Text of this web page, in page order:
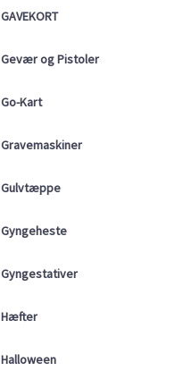
GAVEKORT
Gevær og Pistoler
Go-Kart
Gravemaskiner
Gulvtæppe
Gyngeheste
Gyngestativer
Hæfter
Halloween